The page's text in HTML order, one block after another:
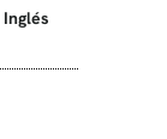
Inglés